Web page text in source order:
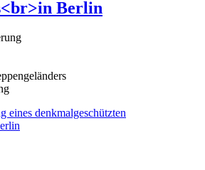
Berlin
eines denkmalgeschützten